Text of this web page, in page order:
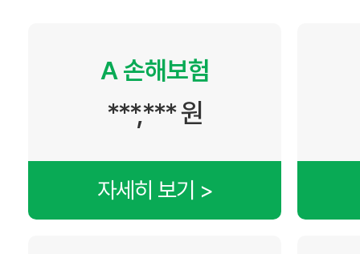
A 손해보험
***,*** 원
자세히 보기 >